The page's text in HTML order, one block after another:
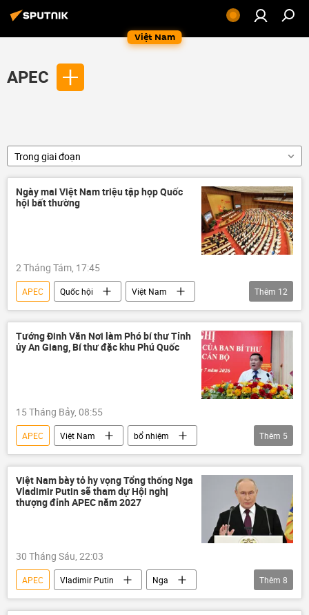
Việt Nam
APEC
Trong giai đoạn
Ngày mai Việt Nam triệu tập họp Quốc
hội bất thường
2 Tháng Tám, 17:45
APEC Quốc hội
Việt Nam
Chính trị
Nguyễn Mạnh Hùng
Kinh doanh
nông nghiệp
môi trường
Bắc Ninh
Hà Nội
nhà máy điện hạt nhân
Thêm 12
Tướng Đinh Văn Nơi làm Phó bí thư Tỉnh
ủy An Giang, Bí thư đặc khu Phú Quốc
15 Tháng Bảy, 08:55
APEC Việt Nam
bổ nhiệm
tuyển chọn, bổ nhiệm
Phú Quốc
cán bộ
quản lý cán bộ
Trung ương
Thêm 5
Việt Nam bày tỏ hy vọng Tổng thống Nga
Vladimir Putin sẽ tham dự Hội nghị
thượng đỉnh APEC năm 2027
30 Tháng Sáu, 22:03
APEC Vladimir Putin
Nga
Phú Quốc
Việt Nam
Thêm 8